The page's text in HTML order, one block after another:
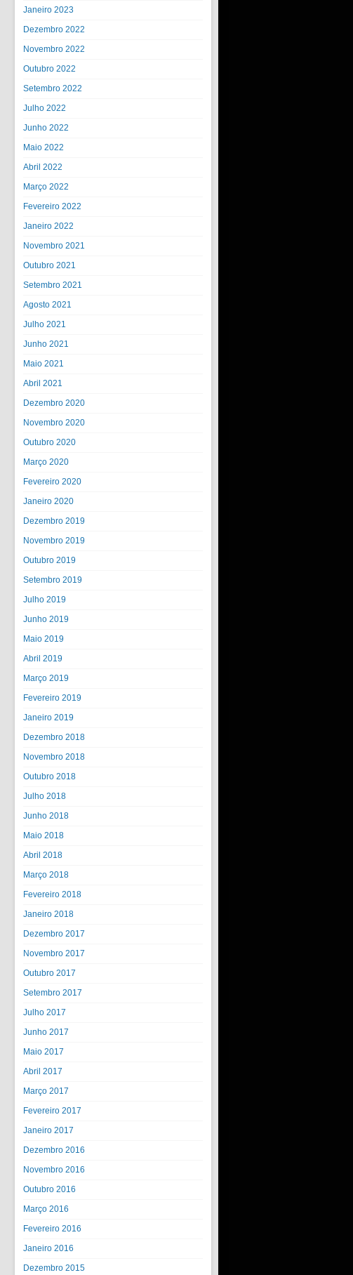
Janeiro 2023
Dezembro 2022
Novembro 2022
Outubro 2022
Setembro 2022
Julho 2022
Junho 2022
Maio 2022
Abril 2022
Março 2022
Fevereiro 2022
Janeiro 2022
Novembro 2021
Outubro 2021
Setembro 2021
Agosto 2021
Julho 2021
Junho 2021
Maio 2021
Abril 2021
Dezembro 2020
Novembro 2020
Outubro 2020
Março 2020
Fevereiro 2020
Janeiro 2020
Dezembro 2019
Novembro 2019
Outubro 2019
Setembro 2019
Julho 2019
Junho 2019
Maio 2019
Abril 2019
Março 2019
Fevereiro 2019
Janeiro 2019
Dezembro 2018
Novembro 2018
Outubro 2018
Julho 2018
Junho 2018
Maio 2018
Abril 2018
Março 2018
Fevereiro 2018
Janeiro 2018
Dezembro 2017
Novembro 2017
Outubro 2017
Setembro 2017
Julho 2017
Junho 2017
Maio 2017
Abril 2017
Março 2017
Fevereiro 2017
Janeiro 2017
Dezembro 2016
Novembro 2016
Outubro 2016
Março 2016
Fevereiro 2016
Janeiro 2016
Dezembro 2015